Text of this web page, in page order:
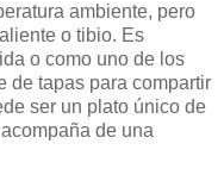
ambiente, pero
o tibio. Es
o como uno de los
de tapas para compartir
ser un plato único de
de una